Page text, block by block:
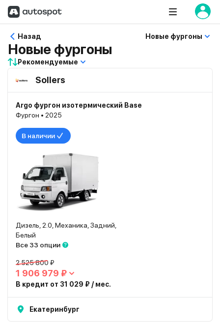
Назад Новые фургоны
Новые фургоны
Рекомендуемые
Sollers
Argo фургон изотермический Base
Фургон • 2025
В наличии
Дизель, 2.0, Механика, Задний,
Белый
Все 33 опции
2 525 800 ₽
1 906 979 ₽
В кредит от 31 029 ₽ / мес.
Екатеринбург